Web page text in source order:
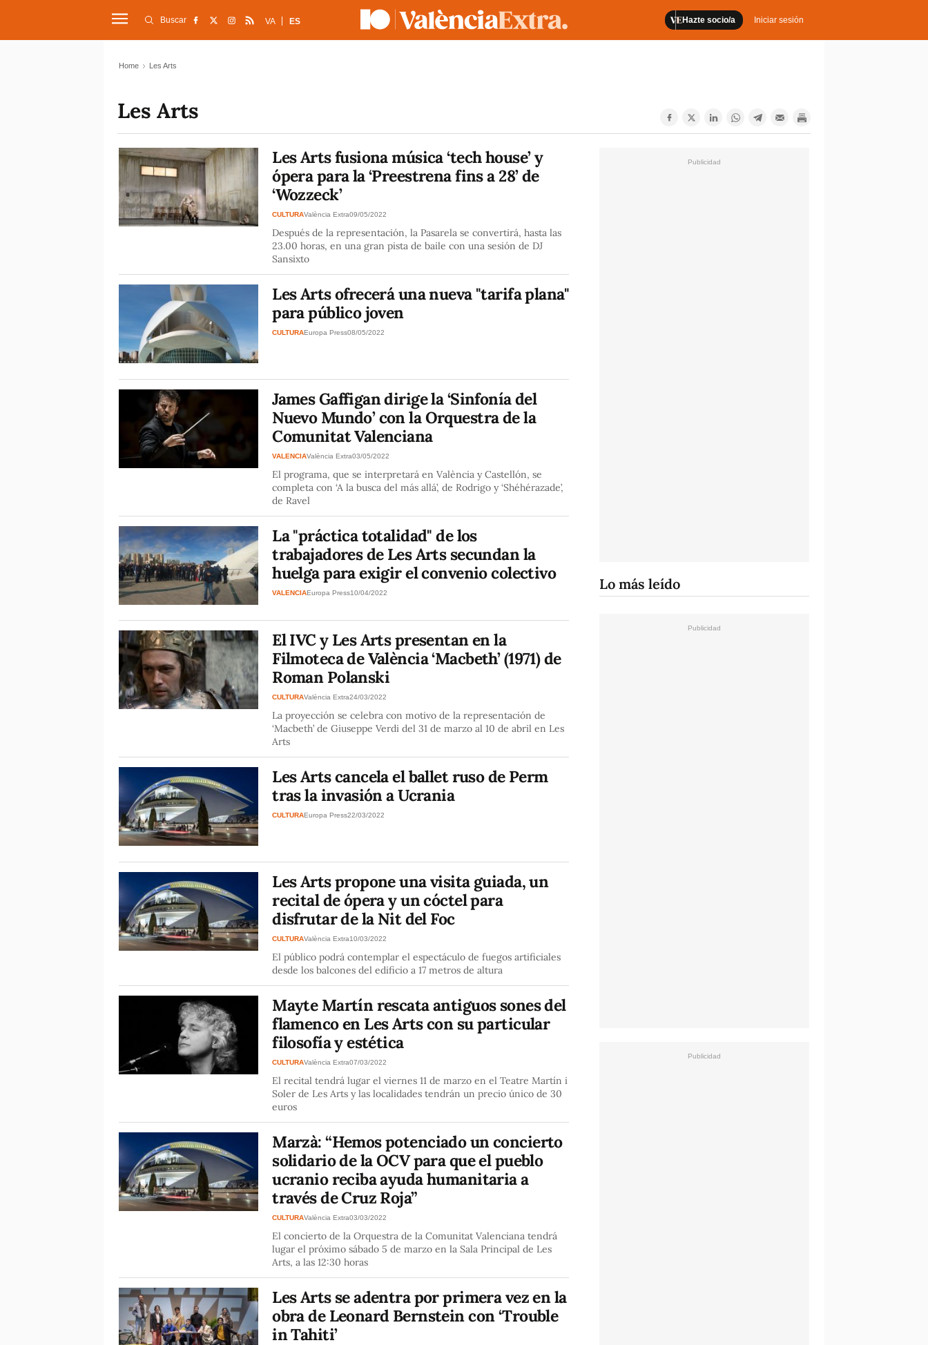
Hazte socio/a Iniciar sesión
Buscar VA ES
Home Les Arts
Les Arts
Les Arts fusiona música ‘tech house’ y
ópera para la ‘Preestrena fins a 28’ de
‘Wozzeck’
CULTURAValència Extra09/05/2022
Después de la representación, la Pasarela se convertirá, hasta las
23.00 horas, en una gran pista de baile con una sesión de DJ
Sansixto
Les Arts ofrecerá una nueva "tarifa plana"
para público joven
CULTURAEuropa Press08/05/2022
James Gaffigan dirige la ‘Sinfonía del
Nuevo Mundo’ con la Orquestra de la
Comunitat Valenciana
VALENCIAValència Extra03/05/2022
El programa, que se interpretará en València y Castellón, se
completa con ‘A la busca del más allá’, de Rodrigo y ‘Shéhérazade’,
de Ravel
La "práctica totalidad" de los
trabajadores de Les Arts secundan la
huelga para exigir el convenio colectivo
VALENCIAEuropa Press10/04/2022
El IVC y Les Arts presentan en la
Filmoteca de València ‘Macbeth’ (1971) de
Roman Polanski
CULTURAValència Extra24/03/2022
La proyección se celebra con motivo de la representación de
‘Macbeth’ de Giuseppe Verdi del 31 de marzo al 10 de abril en Les
Arts
Les Arts cancela el ballet ruso de Perm
tras la invasión a Ucrania
CULTURAEuropa Press22/03/2022
Les Arts propone una visita guiada, un
recital de ópera y un cóctel para
disfrutar de la Nit del Foc
CULTURAValència Extra10/03/2022
El público podrá contemplar el espectáculo de fuegos artificiales
desde los balcones del edificio a 17 metros de altura
Mayte Martín rescata antiguos sones del
flamenco en Les Arts con su particular
filosofía y estética
CULTURAValència Extra07/03/2022
El recital tendrá lugar el viernes 11 de marzo en el Teatre Martín i
Soler de Les Arts y las localidades tendrán un precio único de 30
euros
Marzà: “Hemos potenciado un concierto
solidario de la OCV para que el pueblo
ucranio reciba ayuda humanitaria a
través de Cruz Roja”
CULTURAValència Extra03/03/2022
El concierto de la Orquestra de la Comunitat Valenciana tendrá
lugar el próximo sábado 5 de marzo en la Sala Principal de Les
Arts, a las 12:30 horas
Les Arts se adentra por primera vez en la
obra de Leonard Bernstein con ‘Trouble
in Tahiti’
Lo más leído